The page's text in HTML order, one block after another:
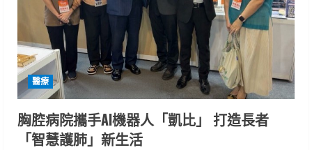
醫療
胸腔病院攜手AI機器人「凱比」 打造長者
「智慧護肺」新生活